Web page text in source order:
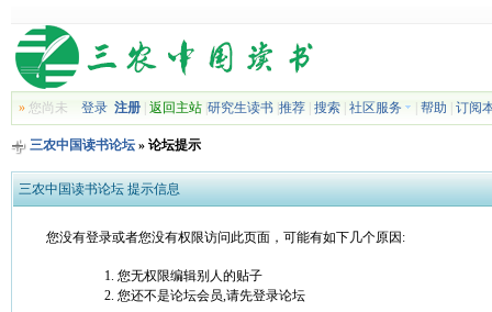
»您尚未 登录 注册| 返回主站| 研究生读书| 推荐| 搜索| 社区服务 帮助 订阅
三农中国读书论坛» 论坛提示
三农中国读书论坛 提示信息
您没有登录或者您没有权限访问此页面，可能有如下几个原因:
您无权限编辑别人的贴子
您还不是论坛会员,请先登录论坛